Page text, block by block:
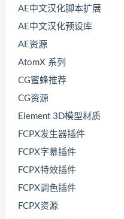
AE中文汉化脚本扩展
AE中文汉化预设库
AE资源
AtomX 系列
CG蜜蜂推荐
CG资源
Element 3D模型材质
FCPX发生器插件
FCPX字幕插件
FCPX特效插件
FCPX调色插件
FCPX资源